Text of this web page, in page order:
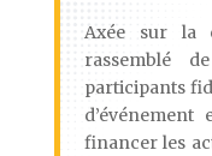
Axée sur la
rassemblé
participants
financer les